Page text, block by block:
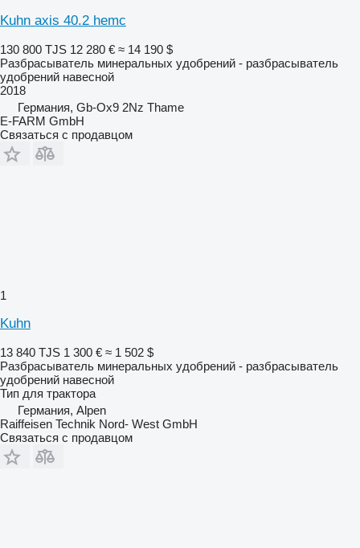
Kuhn axis 40.2 hemc
130 800 TJS 12 280 € ≈ 14 190 $
Разбрасыватель минеральных удобрений - разбрасыватель
удобрений навесной
2018
Германия, Gb-Ox9 2Nz Thame
E-FARM GmbH
Связаться с продавцом
1
Kuhn
13 840 TJS 1 300 € ≈ 1 502 $
Разбрасыватель минеральных удобрений - разбрасыватель
удобрений навесной
Тип для трактора
Германия, Alpen
Raiffeisen Technik Nord- West GmbH
Связаться с продавцом